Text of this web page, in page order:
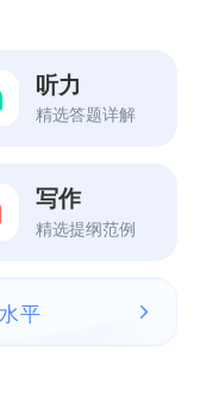
听力
精选答题详解
写作
精选提纲范例
平